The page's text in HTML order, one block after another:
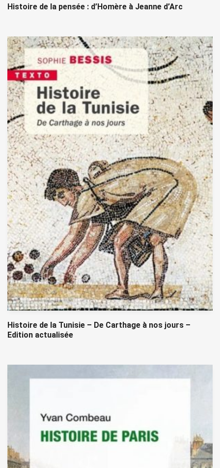
Histoire de la pensée : d’Homère à Jeanne d’Arc
Histoire de la Tunisie – De Carthage à nos jours –
Edition actualisée